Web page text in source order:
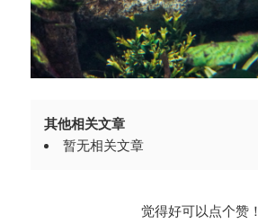
其他相关文章
暂无相关文章
觉得好可以点个赞！